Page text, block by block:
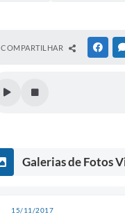
COMPARTILHAR
Galerias de Fotos
15/11/2017